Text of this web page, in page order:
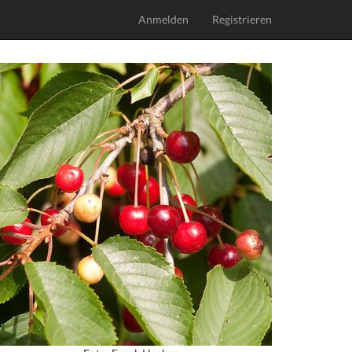
Anmelden Registrieren